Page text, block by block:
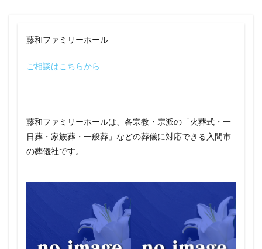
藤和ファミリーホール
ご相談はこちらから
藤和ファミリーホールは、各宗教・宗派の「火葬式・一
日葬・家族葬・一般葬」などの葬儀に対応できる入間市
の葬儀社です。